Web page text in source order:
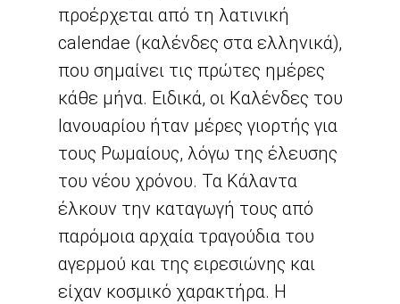
προέρχεται από τη λατινική
calendae (καλένδες στα ελληνικά),
που σημαίνει τις πρώτες ημέρες
κάθε μήνα. Ειδικά, οι Καλένδες του
Ιανουαρίου ήταν μέρες γιορτής για
τους Ρωμαίους, λόγω της έλευσης
του νέου χρόνου. Τα Κάλαντα
έλκουν την καταγωγή τους από
παρόμοια αρχαία τραγούδια του
αγερμού και της ειρεσιώνης και
είχαν κοσμικό χαρακτήρα. Η